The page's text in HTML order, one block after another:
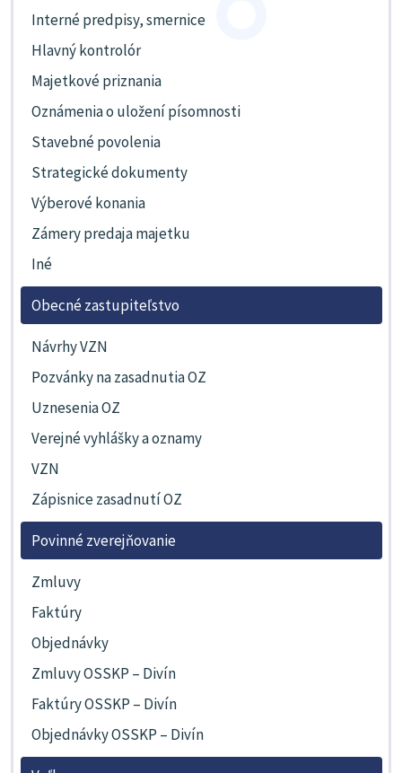
Interné predpisy, smernice
Hlavný kontrolór
Majetkové priznania
Oznámenia o uložení písomnosti
Stavebné povolenia
Strategické dokumenty
Výberové konania
Zámery predaja majetku
Iné
Obecné zastupiteľstvo
Návrhy VZN
Pozvánky na zasadnutia OZ
Uznesenia OZ
Verejné vyhlášky a oznamy
VZN
Zápisnice zasadnutí OZ
Povinné zverejňovanie
Zmluvy
Faktúry
Objednávky
Zmluvy OSSKP – Divín
Faktúry OSSKP – Divín
Objednávky OSSKP – Divín